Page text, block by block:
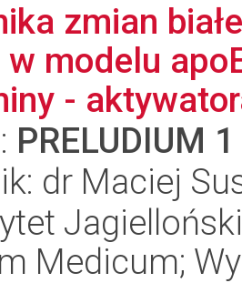
zmian
modelu
-
PRELUDIUM 1
dr Maciej
Medicum;